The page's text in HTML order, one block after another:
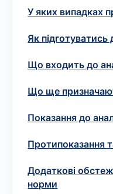
У яких випадках
Як підготуватись
Що входить до
Що ще
Показання до
Протипоказання
Додаткові
норми
потрібний.
зіскрібки.
виконує лікар –
Ваше ім'я